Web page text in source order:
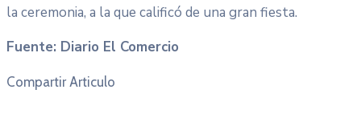
la ceremonia, a la que calificó de una gran fiesta.
Fuente: Diario El Comercio
Compartir Articulo